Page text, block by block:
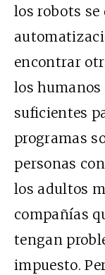
los robots
encontrar
los humanos
suficientes
programas
personas
los adultos
compañías
tengan
impuesto.